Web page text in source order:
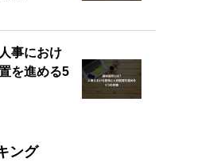
事におけ
を進める5
ング